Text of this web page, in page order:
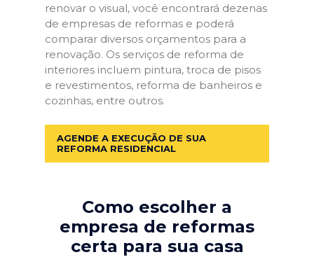
renovar o visual, você encontrará dezenas
de empresas de reformas e poderá
comparar diversos orçamentos para a
renovação. Os serviços de reforma de
interiores incluem pintura, troca de pisos
e revestimentos, reforma de banheiros e
cozinhas, entre outros.
AGENDE A EXECUÇÃO DE SUA
REFORMA RESIDENCIAL
Como escolher a
empresa de reformas
certa para sua casa